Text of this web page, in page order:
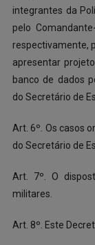
integrantes da
pelo
respectivamente,
apresentar
banco de dados
do Secretário de
Art. 6º. Os casos
do Secretário de
Art. 7º. O
militares.
Art. 8º. Este